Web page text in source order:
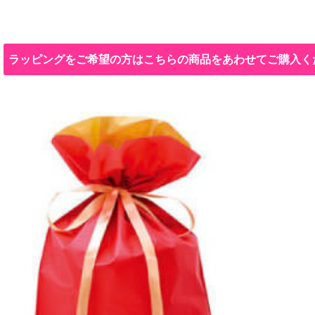
ラッピングをご希望の方はこちらの商品をあわせてご購入